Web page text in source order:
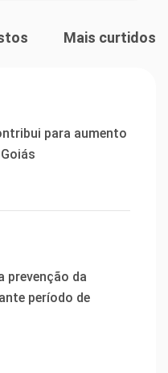
Mais curtidos
para aumento
prevenção da
período de